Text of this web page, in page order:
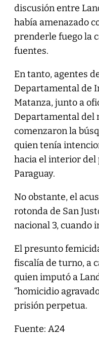
discusión entre
había amenazado
prenderle fuego la
fuentes.
En tanto, agentes
Departamental de
Matanza, junto a
Departamental del
comenzaron la
quien tenía
hacia el interior del
Paraguay.
No obstante, el
rotonda de San
nacional 3, cuando
El presunto
fiscalía de turno, a
quien imputó a
“homicidio
prisión perpetua.
Fuente: A24